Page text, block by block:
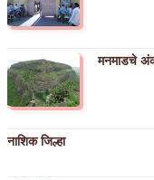
मनमाडचे
नाशिक जिल्हा